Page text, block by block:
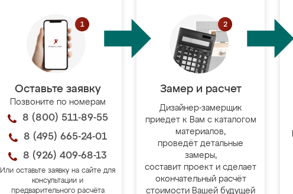
Оставьте заявку
Позвоните по номерам
8 (800) 511-89-55
8 (495) 665-24-01
8 (926) 409-68-13
Или оставьте заявку на сайте для
консультации и
предварительного расчёта
Замер и расчет
Дизайнер-замерщик
приедет к Вам с каталогом
материалов,
проведёт детальные
замеры,
составит проект и сделает
окончательный расчёт
стоимости Вашей будущей